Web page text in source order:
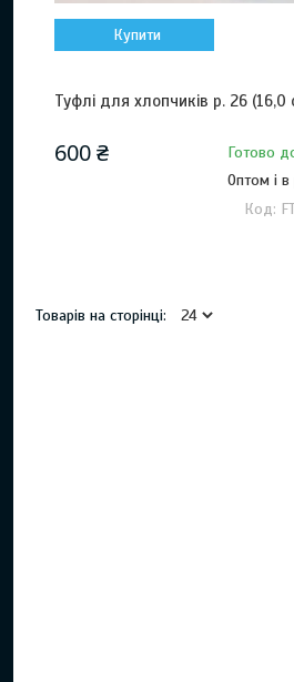
Купити
Туфлі для хлопчиків р. 26 (16,0
600 ₴
Готово
Оптом і в